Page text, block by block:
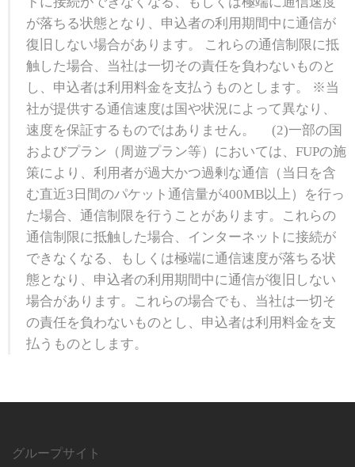
が落ちる状態となり、申込者の利用期間中に通信が
復旧しない場合があります。 これらの通信制限に抵
触した場合、当社は一切その責任を負わないものと
し、申込者は利用料金を支払うものとします。 ※当
社が提供する通信速度は国や状況によって異なり、
速度を保証するものではありません。 (2)一部の国
およびプラン（周遊プラン等）においては、FUPの施
策により、利用者が過大かつ過剰な通信（当日を含
む直近3日間のパケット通信量が400MB以上）を行っ
た場合、通信制限を行うことがあります。これらの
通信制限に抵触した場合、インターネットに接続が
できなくなる、もしくは極端に通信速度が落ちる状
態となり、申込者の利用期間中に通信が復旧しない
場合があります。これらの場合でも、当社は一切そ
の責任を負わないものとし、申込者は利用料金を支
払うものとします。
グループサイト